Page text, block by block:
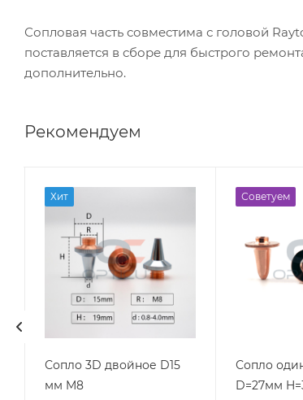
Сопловая часть совместима с головой
поставляется в сборе для быстрого
дополнительно.
Рекомендуем
Хит
Сопло 3D двойное D15
мм M8
Советуем
Сопло